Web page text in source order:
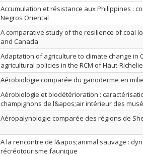
Accumulation et résistance aux Philippines :
Negros Oriental
A comparative study of the resilience of coal
and Canada
Adaptation of agriculture to climate change in
agricultural policies in the RCM of Haut-
Aérobiologie comparée du ganoderme en
Aérobiologie et biodétérioration :
champignons de l&apos;air intérieur des
Aéropalynologie comparée des régions de
A la rencontre de l&apos;animal sauvage :
récréotourisme faunique